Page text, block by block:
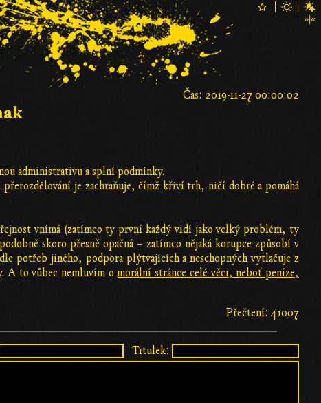
Čas: 2019-11-27 00:00:02
administrativu a splní podmínky.
je zachraňuje, čímž křiví trh, ničí dobré a pomáhá
vnímá (zatímco ty první každý vidí jako velký problém, ty
skoro přesně opačná – zatímco nějaká korupce způsobí v
potřeb jiného, podpora plýtvajících a neschopných vytlačuje z
A to vůbec nemluvím o morální stránce celé věci, neboť peníze,
Přečtení: 41007
Titulek: